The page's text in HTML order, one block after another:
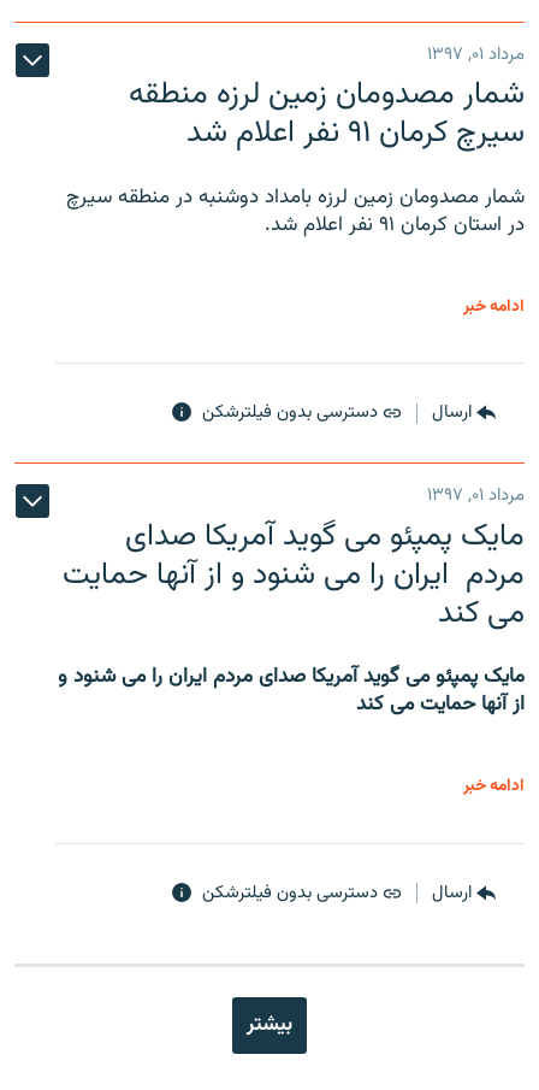
مرداد ۰۱, ۱۳۹۷
شمار مصدومان زمین لرزه منطقه
سیرچ کرمان ۹۱ نفر اعلام شد
شمار مصدومان زمین لرزه بامداد دوشنبه در منطقه سیرچ
در استان کرمان ۹۱ نفر اعلام شد.
ادامه خبر
ارسال دسترسی بدون فیلترشکن
مرداد ۰۱, ۱۳۹۷
مایک پمپئو می گوید آمریکا صدای
مردم ایران را می شنود و از آنها حمایت
می کند
مایک پمپئو می گوید آمریکا صدای مردم ایران را می شنود و
از آنها حمایت می کند
ادامه خبر
ارسال دسترسی بدون فیلترشکن
بیشتر